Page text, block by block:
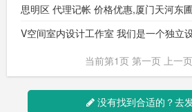
找女友/找男友
当前第1页 第一页 上一
没有找到合适的？去